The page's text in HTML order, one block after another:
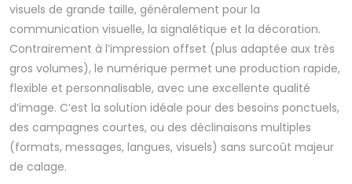
visuels de grande taille, généralement pour la
communication visuelle, la signalétique et la décoration.
Contrairement à l’impression offset (plus adaptée aux très
gros volumes), le numérique permet une production rapide,
flexible et personnalisable, avec une excellente qualité
d’image. C’est la solution idéale pour des besoins ponctuels,
des campagnes courtes, ou des déclinaisons multiples
(formats, messages, langues, visuels) sans surcoût majeur
de calage.